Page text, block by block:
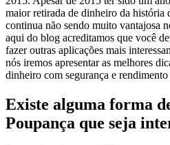
maior retirada de dinheiro da história
continua não sendo muito vantajosa
aqui do blog acreditamos que você
fazer outras aplicações mais
nós iremos apresentar as melhores
dinheiro com segurança e
Existe alguma forma
Poupança que seja